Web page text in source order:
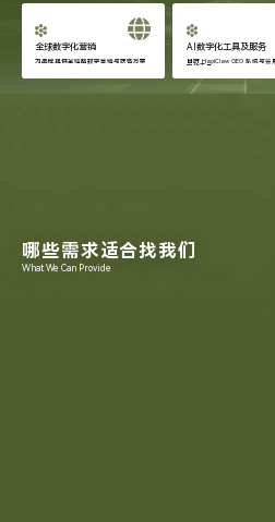
全球数字化营销
为品牌提供全链路数字营销与获客方案
AI数字化工具及服务
自研 HapiClaw GEO 系统与会
字化工具
哪些需求适合找我们
What We Can Provide